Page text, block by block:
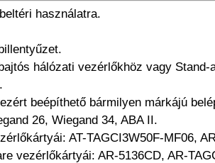
használatra.
hálózati vezérlőkhöz vagy Stand-
beépíthető bármilyen márkájú
26, Wiegand 34, ABA II.
AT-TAGCI3W50F-MF06,
vezérlőkártyái: AR-5136CD, AR-